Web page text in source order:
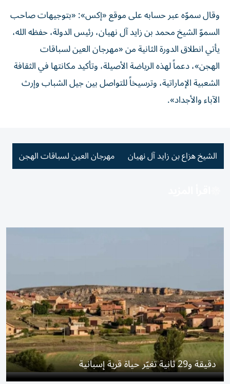
وقال سموّه عبر حسابه على موقع «إكس»: «بتوجيهات صاحب
السموّ الشيخ محمد بن زايد آل نهيان، رئيس الدولة، حفظه الله،
يأتي انطلاق الدورة الثانية من «مهرجان العين لسباقات
الهجن»، دعماً لهذه الرياضة الأصيلة، وتأكيد مكانتها في الثقافة
الشعبية الإماراتية، وترسيخاً للتواصل بين جيل الشباب وإرث
الآباء والأجداد».
الشيخ هزاع بن زايد آل نهيان مهرجان العين لسباقات الهجن
دقيقة و29 ثانية تغيّر حياة قرية إسبانية